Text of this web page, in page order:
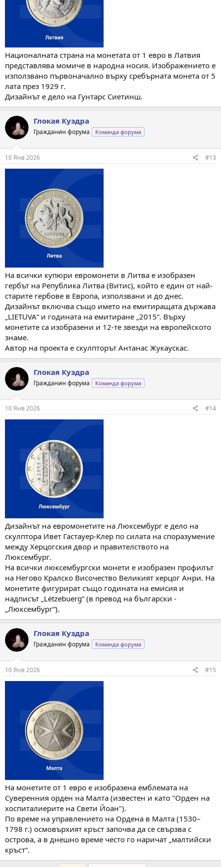
Националната страна на монетата от 1 евро в Латвия
представлява момиче в народна носия. Изображението е
използвано първоначално върху сребърната монета от 5
лата през 1929 г.
Дизайнът е дело на Гунтарс Сиетинш.
Глокая Куздра
Гражданин форума Команда форума
10 Янв 2026 #13
На всички купюри евромонети в Литва е изобразен
гербът на Република Литва (Витис), който е един от най-
старите гербове в Европа, използвани и до днес.
Дизайнът включва също името на емитиращата държава
„LIETUVA“ и годината на емитиране „2015“. Върху
монетите са изобразени и 12-те звезди на европейското
знаме.
Автор на проекта е скулпторът Антанас Жукаускас.
Глокая Куздра
Гражданин форума Команда форума
10 Янв 2026 #14
Дизайнът на евромонетите на Люксембург е дело на
скулптора Ивет Гастауер-Клер по силата на споразумение
между Херцогския двор и правителството на
Люксембург.
На всички люксембургски монети е изобразен профилът
на Негово Кралско Височество Великият херцог Анри. На
монетите фигурират също годината на емисия и
надписът „Lëtzebuerg“ (в превод на български -
„Люксембург“).
Глокая Куздра
Гражданин форума Команда форума
10 Янв 2026 #15
На монетите от 1 евро е изобразена емблемата на
Суверенния орден на Малта (известен и като "Орден на
хоспиталиерите на Свети Йоан").
По време на управлението на Ордена в Малта (1530–
1798 г.) осмовърхият кръст започва да се свързва с
острова, а в днешно време често го наричат „малтийски
кръст“.